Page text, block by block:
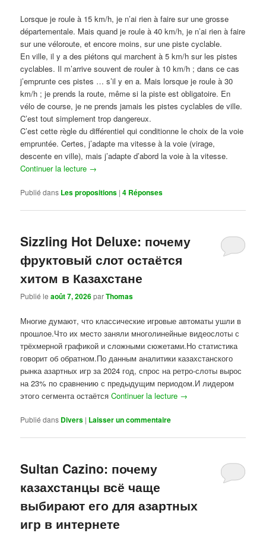
Lorsque je roule à 15 km/h, je n’ai rien à faire sur une grosse
départementale. Mais quand je roule à 40 km/h, je n’ai rien à faire
sur une véloroute, et encore moins, sur une piste cyclable.
En ville, il y a des piétons qui marchent à 5 km/h sur les pistes
cyclables. Il m’arrive souvent de rouler à 10 km/h ; dans ce cas
j’emprunte ces pistes … s’il y en a. Mais lorsque je roule à 30
km/h ; je prends la route, même si la piste est obligatoire. En
vélo de course, je ne prends jamais les pistes cyclables de ville.
C’est tout simplement trop dangereux.
C’est cette règle du différentiel qui conditionne le choix de la voie
empruntée. Certes, j’adapte ma vitesse à la voie (virage,
descente en ville), mais j’adapte d’abord la voie à la vitesse.
Continuer la lecture →
Publié dans Les propositions |4 Réponses
Sizzling Hot Deluxe: почему
фруктовый слот остаётся
хитом в Казахстане
Publié leaoût 7, 2026parThomas
Многие думают, что классические игровые автоматы ушли в
прошлое.Что их место заняли многолинейные видеослоты с
трёхмерной графикой и сложными сюжетами.Но статистика
говорит об обратном.По данным аналитики казахстанского
рынка азартных игр за 2024 год, спрос на ретро-слоты вырос
на 23% по сравнению с предыдущим периодом.И лидером
этого сегмента остаётсяContinuer la lecture →
Publié dans Divers | Laisser un commentaire
Sultan Cazino: почему
казахстанцы всё чаще
выбирают его для азартных
игр в интернете